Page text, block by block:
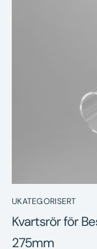
UKATEGORISERT
Kvartsrör för
275mm